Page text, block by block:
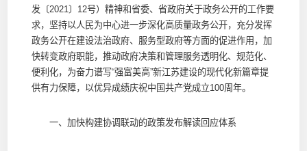
发〔2021〕12号）精神和省委、省政府关于政务公开的工作要
求，坚持以人民为中心进一步深化高质量政务公开，充分发挥
政务公开在建设法治政府、服务型政府等方面的促进作用，加
快转变政府职能，推动政府决策和管理服务透明化、规范化、
便利化，为奋力谱写“强富美高”新江苏建设的现代化新篇章提
供有力保障，以优异成绩庆祝中国共产党成立100周年。
一、加快构建协调联动的政策发布解读回应体系